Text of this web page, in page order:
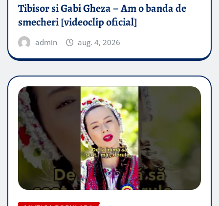
Tibisor si Gabi Gheza – Am o banda de
smecheri [videoclip oficial]
admin aug. 4, 2026